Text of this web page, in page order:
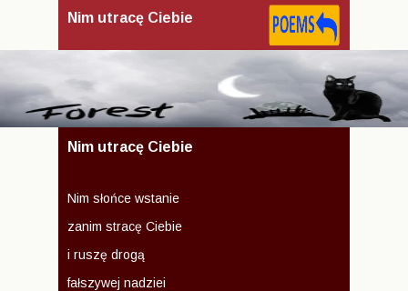
Nim utracę Ciebie
Nim utracę Ciebie
Nim słońce wstanie
zanim stracę Ciebie
i ruszę drogą
fałszywej nadziei